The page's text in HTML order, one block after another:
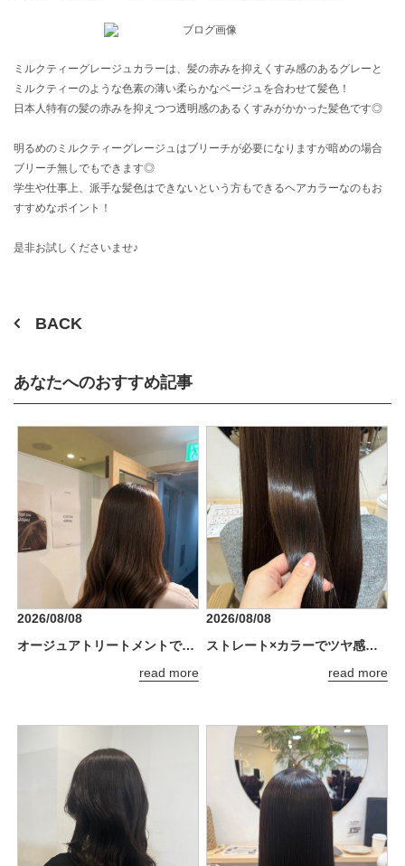
ミルクティーグレージュカラーは、髪の赤みを抑えくすみ感のあるグレーと
ミルクティーのような色素の薄い柔らかなベージュを合わせて髪色！
日本人特有の髪の赤みを抑えつつ透明感のあるくすみがかかった髪色です◎
明るめのミルクティーグレージュはブリーチが必要になりますが暗めの場合
ブリーチ無しでもできます◎
学生や仕事上、派手な髪色はできないという方もできるヘアカラーなのもお
すすめなポイント！
是非お試しくださいませ♪
BACK
あなたへのおすすめ記事
2026/08/08
オージュアトリートメントでうるツヤ髪に*.+
read more
2026/08/08
ストレート×カラーでツヤ感アップ♪
read more